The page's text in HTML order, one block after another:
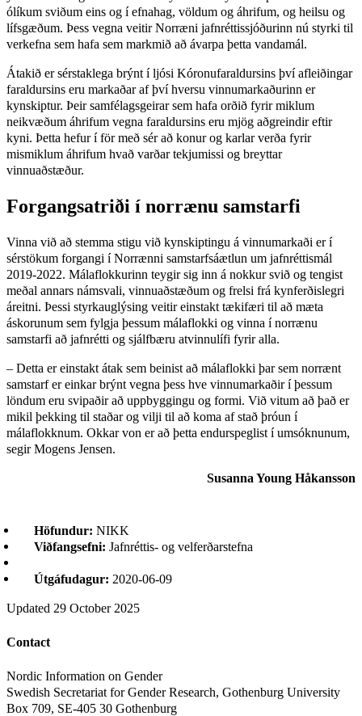
ólíkum sviðum eins og í efnahag, völdum og áhrifum, og heilsu og
lífsgæðum. Þess vegna veitir Norræni jafnréttissjóðurinn nú styrki til
verkefna sem hafa sem markmið að ávarpa þetta vandamál.
Átakið er sérstaklega brýnt í ljósi Kóronufaraldursins því afleiðingar
faraldursins eru markaðar af því hversu vinnumarkaðurinn er
kynskiptur. Þeir samfélagsgeirar sem hafa orðið fyrir miklum
neikvæðum áhrifum vegna faraldursins eru mjög aðgreindir eftir
kyni. Þetta hefur í för með sér að konur og karlar verða fyrir
mismiklum áhrifum hvað varðar tekjumissi og breyttar
vinnuaðstæður.
Forgangsatriði í norrænu samstarfi
Vinna við að stemma stigu við kynskiptingu á vinnumarkaði er í
sérstökum forgangi í Norrænni samstarfsáætlun um jafnréttismál
2019-2022. Málaflokkurinn teygir sig inn á nokkur svið og tengist
meðal annars námsvali, vinnuaðstæðum og frelsi frá kynferðislegri
áreitni. Þessi styrkauglýsing veitir einstakt tækifæri til að mæta
áskorunum sem fylgja þessum málaflokki og vinna í norrænu
samstarfi að jafnrétti og sjálfbæru atvinnulífi fyrir alla.
– Detta er einstakt átak sem beinist að málaflokki þar sem norrænt
samstarf er einkar brýnt vegna þess hve vinnumarkaðir í þessum
löndum eru svipaðir að uppbyggingu og formi. Við vitum að það er
mikil þekking til staðar og vilji til að koma af stað þróun í
málaflokknum. Okkar von er að þetta endurspeglist í umsóknunum,
segir Mogens Jensen.
Susanna Young Håkansson
Höfundur: NIKK
Viðfangsefni: Jafnréttis- og velferðarstefna
Útgáfudagur: 2020-06-09
Updated 29 October 2025
Contact
Nordic Information on Gender
Swedish Secretariat for Gender Research, Gothenburg University
Box 709, SE-405 30 Gothenburg